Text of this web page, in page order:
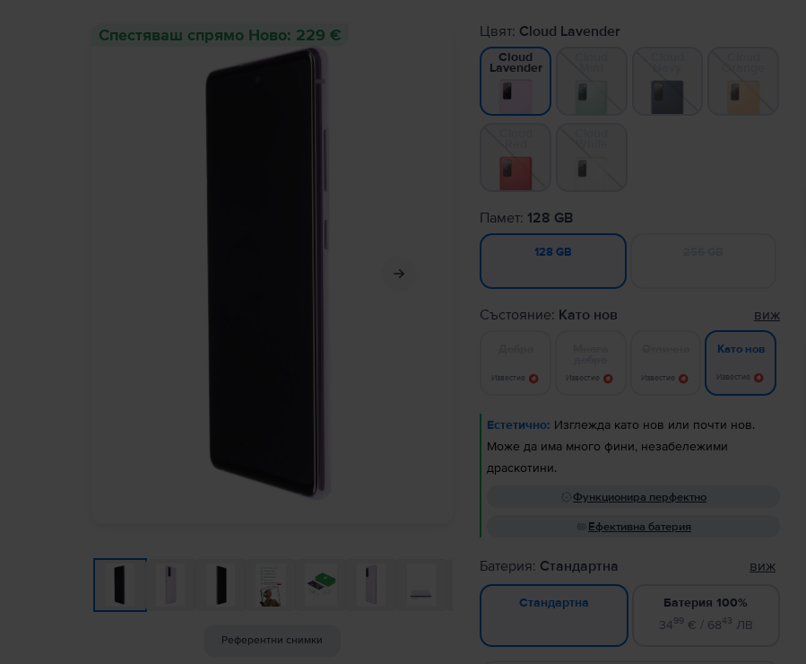
Спестяваш спрямо Ново: 229 €
Референтни снимки
Цвят: Cloud Lavender
Cloud
Lavender
Памет: 128 GB
128 GB
Състояние: Като нов виж
Известие Известие Известие
Като нов
Известие
Естетично: Изглежда като нов или почти нов.
Може да има много фини, незабележими
драскотини.
Функционира перфектно
Ефективна батерия
Батерия: Стандартна виж
Стандартна
Батерия 100%
3499€ / 6843 ЛВ